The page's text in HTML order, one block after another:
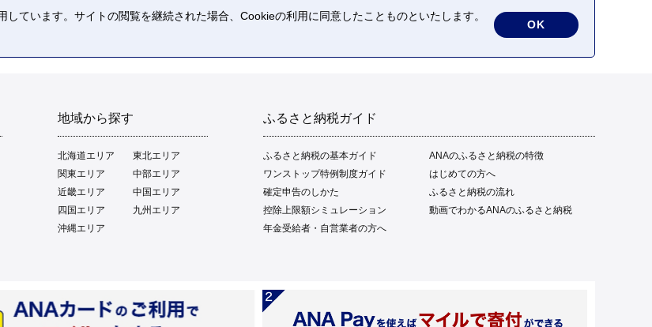
地域から探す
北海道エリア
東北エリア
関東エリア
中部エリア
近畿エリア
中国エリア
四国エリア
九州エリア
沖縄エリア
ふるさと納税ガイド
ふるさと納税の基本ガイド
ANAのふるさと納税の特徴
ワンストップ特例制度ガイド
はじめての方へ
確定申告のしかた
ふるさと納税の流れ
控除上限額シミュレーション
動画でわかるANAのふるさと納税
年金受給者・自営業者の方へ
ています。サイトの閲覧を継続された場合、Cookieの利用に同意したことものといたします。
OK